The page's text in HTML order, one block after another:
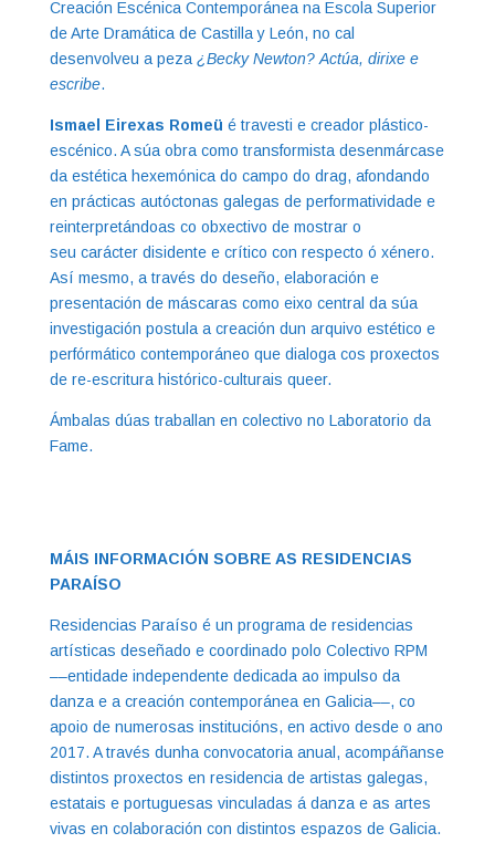
Creación Escénica Contemporánea na Escola Superior
de Arte Dramática de Castilla y León, no cal
desenvolveu a peza ¿Becky Newton? Actúa, dirixe e
escribe.
Ismael Eirexas Romeü é travesti e creador plástico-
escénico. A súa obra como transformista desenmárcase
da estética hexemónica do campo do drag, afondando
en prácticas autóctonas galegas de performatividade e
reinterpretándoas co obxectivo de mostrar o
seu carácter disidente e crítico con respecto ó xénero.
Así mesmo, a través do deseño, elaboración e
presentación de máscaras como eixo central da súa
investigación postula a creación dun arquivo estético e
perfórmático contemporáneo que dialoga cos proxectos
de re-escritura histórico-culturais queer.
Ámbalas dúas traballan en colectivo no Laboratorio da
Fame.
MÁIS INFORMACIÓN SOBRE AS RESIDENCIAS
PARAÍSO
Residencias Paraíso é un programa de residencias
artísticas deseñado e coordinado polo Colectivo RPM
––entidade independente dedicada ao impulso da
danza e a creación contemporánea en Galicia––, co
apoio de numerosas institucións, en activo desde o ano
2017. A través dunha convocatoria anual, acompáñanse
distintos proxectos en residencia de artistas galegas,
estatais e portuguesas vinculadas á danza e as artes
vivas en colaboración con distintos espazos de Galicia.